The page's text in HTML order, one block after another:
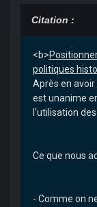
Citation :
<b>
politiques
Après en
est unanime
l'utilisation
Ce que nous
- Comme on